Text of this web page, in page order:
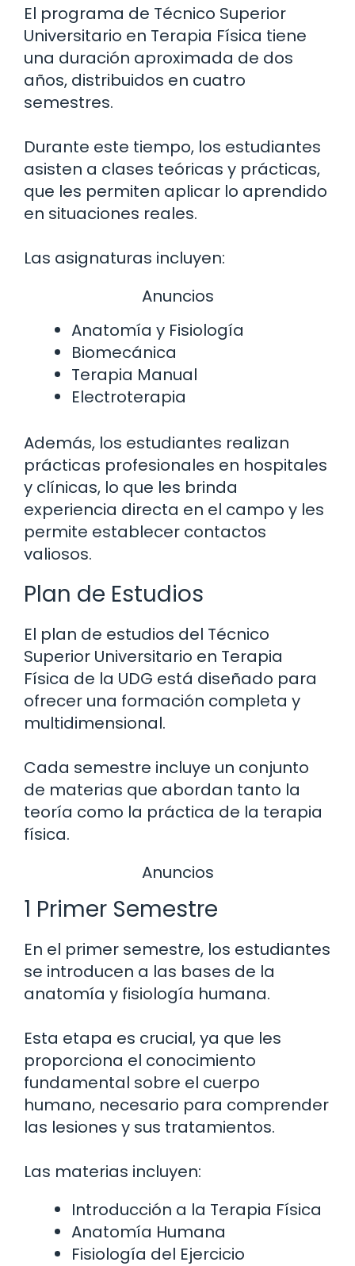
El programa de Técnico Superior
Universitario en Terapia Física tiene
una duración aproximada de dos
años, distribuidos en cuatro
semestres.
Durante este tiempo, los estudiantes
asisten a clases teóricas y prácticas,
que les permiten aplicar lo aprendido
en situaciones reales.
Las asignaturas incluyen:
Anuncios
Anatomía y Fisiología
Biomecánica
Terapia Manual
Electroterapia
Además, los estudiantes realizan
prácticas profesionales en hospitales
y clínicas, lo que les brinda
experiencia directa en el campo y les
permite establecer contactos
valiosos.
Plan de Estudios
El plan de estudios del Técnico
Superior Universitario en Terapia
Física de la UDG está diseñado para
ofrecer una formación completa y
multidimensional.
Cada semestre incluye un conjunto
de materias que abordan tanto la
teoría como la práctica de la terapia
física.
Anuncios
1 Primer Semestre
En el primer semestre, los estudiantes
se introducen a las bases de la
anatomía y fisiología humana.
Esta etapa es crucial, ya que les
proporciona el conocimiento
fundamental sobre el cuerpo
humano, necesario para comprender
las lesiones y sus tratamientos.
Las materias incluyen:
Introducción a la Terapia Física
Anatomía Humana
Fisiología del Ejercicio